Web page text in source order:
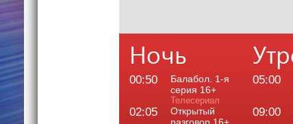
Ночь
00:50
Балабол. 1-я
серия 16+
Телесериал
02:05
Открытый
05:00
09:00